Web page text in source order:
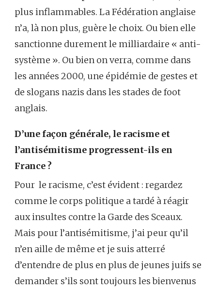
plus inflammables. La Fédération anglaise
n’a, là non plus, guère le choix. Ou bien elle
sanctionne durement le milliardaire « anti-
système ». Ou bien on verra, comme dans
les années 2000, une épidémie de gestes et
de slogans nazis dans les stades de foot
anglais.
D’une façon générale, le racisme et
l’antisémitisme progressent-ils en
France ?
Pour le racisme, c’est évident : regardez
comme le corps politique a tardé à réagir
aux insultes contre la Garde des Sceaux.
Mais pour l’antisémitisme, j’ai peur qu’il
n’en aille de même et je suis atterré
d’entendre de plus en plus de jeunes juifs se
demander s’ils sont toujours les bienvenus